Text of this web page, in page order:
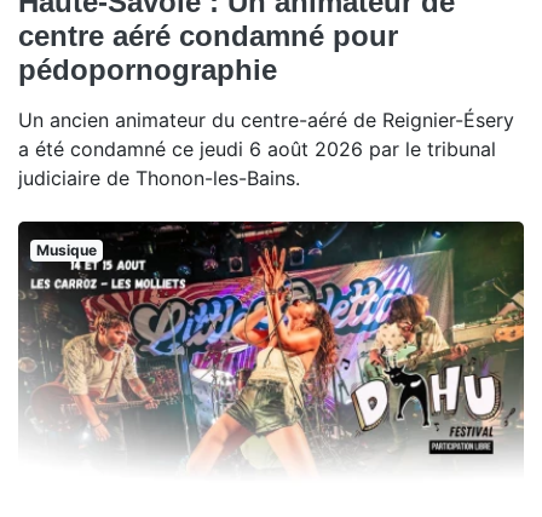
centre aéré condamné pour
pédopornographie
Un ancien animateur du centre-aéré de Reignier-Ésery
a été condamné ce jeudi 6 août 2026 par le tribunal
judiciaire de Thonon-les-Bains.
Musique